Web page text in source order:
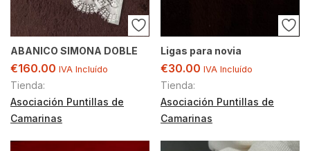
ABANICO SIMONA DOBLE
€160.00 IVA Incluído
Tienda:
Asociación Puntillas de
Camarinas
Ligas para novia
€30.00 IVA Incluído
Tienda:
Asociación Puntillas de
Camarinas